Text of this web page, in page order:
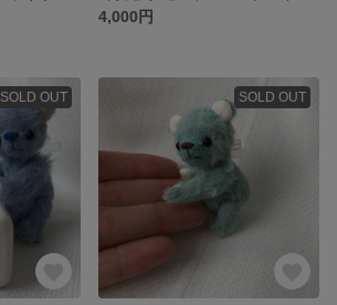
4,000円
SOLD OUT SOLD OUT